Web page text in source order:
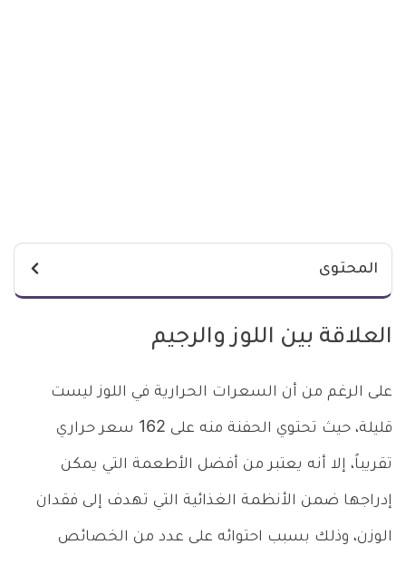
المحتوى
العلاقة بين اللوز والرجيم
على الرغم من أن السعرات الحرارية في اللوز ليست
قليلة، حيث تحتوي الحفنة منه على 162 سعر حراري
تقريباً، إلا أنه يعتبر من أفضل الأطعمة التي يمكن
إدراجها ضمن الأنظمة الغذائية التي تهدف إلى فقدان
الوزن، وذلك بسبب احتوائه على عدد من الخصائص